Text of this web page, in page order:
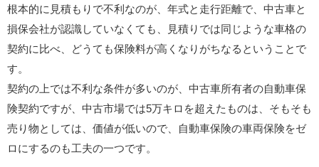
根本的に見積もりで不利なのが、年式と走行距離で、中古車と
損保会社が認識していなくても、見積りでは同じような車格の
契約に比べ、どうても保険料が高くなりがちなるということで
す。
契約の上では不利な条件が多いのが、中古車所有者の自動車保
険契約ですが、中古市場では5万キロを超えたものは、そもそも
売り物としては、価値が低いので、自動車保険の車両保険をゼ
ロにするのも工夫の一つです。